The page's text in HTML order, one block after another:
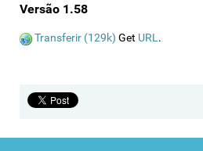
Versão 1.58
Transferir (129k) Get URL.